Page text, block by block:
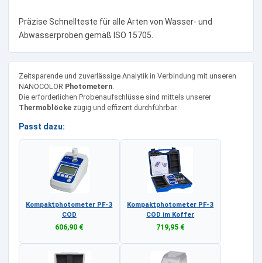
Präzise Schnellteste für alle Arten von Wasser- und
Abwasserproben gemäß ISO 15705.
Zeitsparende und zuverlässige Analytik in Verbindung mit unseren
NANOCOLOR Photometern.
Die erforderlichen Probenaufschlüsse sind mittels unserer
Thermoblöckezügig und effizent durchführbar.
Passt dazu:
Kompaktphotometer PF-3
COD
606,90 €
Kompaktphotometer PF-3
COD im Koffer
719,95 €